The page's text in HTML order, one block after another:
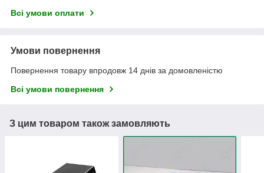
Всі умови оплати
Умови повернення
Повернення товару впродовж 14 днів за домовленістю
Всі умови повернення
З цим товаром також замовляють